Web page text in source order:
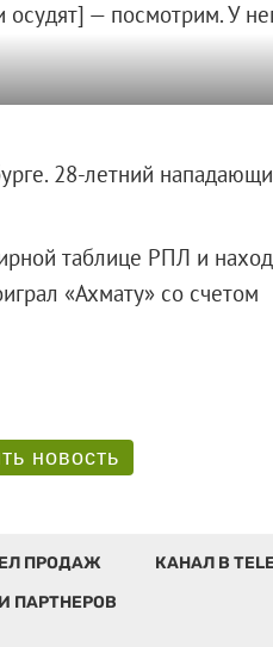
— посмотрим. У
28-летний
таблице РПЛ и
«Ахмату» со счетом
новость
ПРОДАЖ КАНАЛ В
ПАРТНЕРОВ